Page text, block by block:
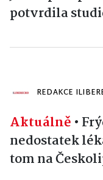
potvrdila
REDAKCE
Aktuálně •
nedostatek
tom na